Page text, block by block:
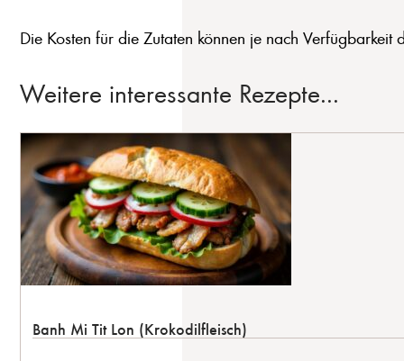
Die Kosten für die Zutaten können je nach
Weitere interessante Rezepte...
Banh Mi Tit Lon (Krokodilfleisch)